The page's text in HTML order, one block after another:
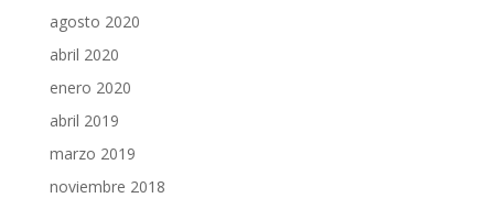
agosto 2020
abril 2020
enero 2020
abril 2019
marzo 2019
noviembre 2018